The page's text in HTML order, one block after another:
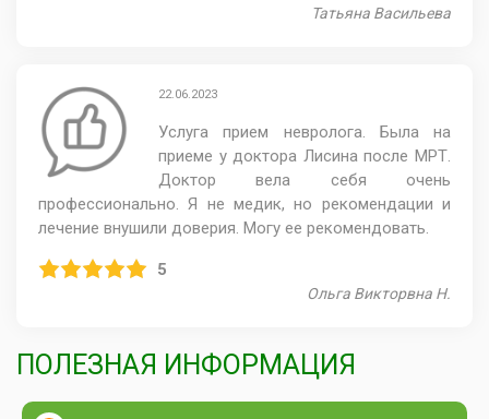
Татьяна Васильева
22.06.2023
Услуга прием невролога. Была на
приеме у доктора Лисина после МРТ.
Доктор вела себя очень
профессионально. Я не медик, но рекомендации и
лечение внушили доверия. Могу ее рекомендовать.
5
Ольга Викторвна Н.
ПОЛЕЗНАЯ ИНФОРМАЦИЯ